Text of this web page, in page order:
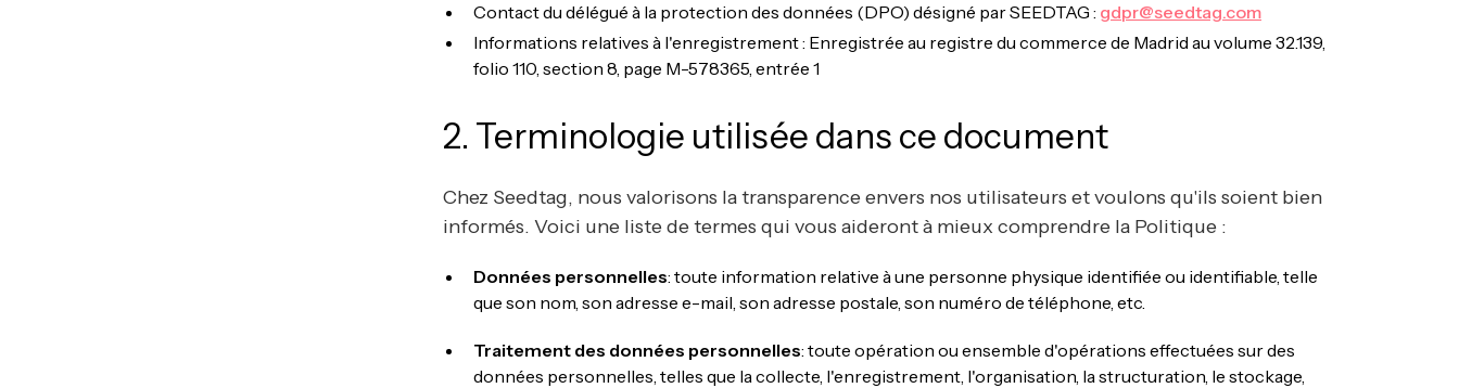
Contact du délégué à la protection des données (DPO) désigné par SEEDTAG : gdpr@seedtag.com
Informations relatives à l'enregistrement : Enregistrée au registre du commerce de Madrid au volume 32.139,
folio 110, section 8, page M-578365, entrée 1
2. Terminologie utilisée dans ce document
Chez Seedtag, nous valorisons la transparence envers nos utilisateurs et voulons qu'ils soient bien
informés. Voici une liste de termes qui vous aideront à mieux comprendre la Politique :
Données personnelles: toute information relative à une personne physique identifiée ou identifiable, telle
que son nom, son adresse e-mail, son adresse postale, son numéro de téléphone, etc.
Traitement des données personnelles: toute opération ou ensemble d'opérations effectuées sur des
données personnelles, telles que la collecte, l'enregistrement, l'organisation, la structuration, le stockage,